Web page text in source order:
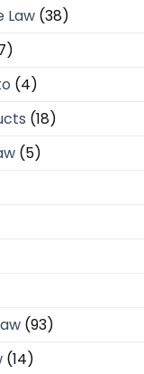
Law (38)
(4)
(18)
(5)
(93)
(14)